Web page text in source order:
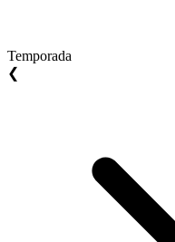
Temporada
❮